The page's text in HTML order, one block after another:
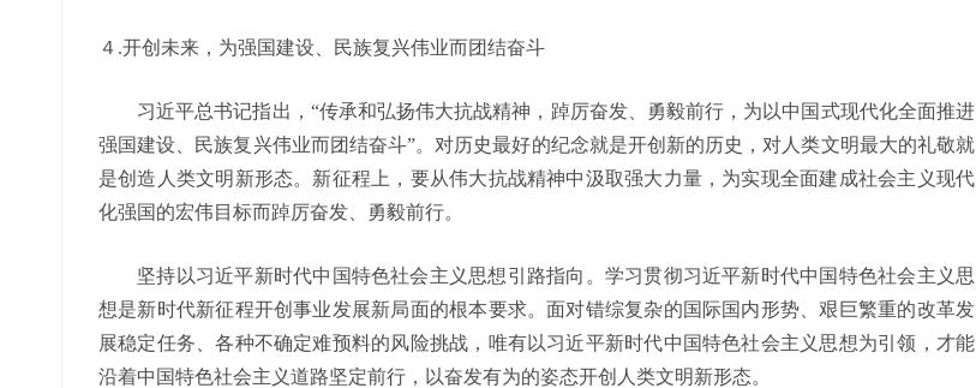
４.开创未来，为强国建设、民族复兴伟业而团结奋斗
习近平总书记指出，“传承和弘扬伟大抗战精神，踔厉奋发、勇毅前行，为以中国式现代化全面推进
强国建设、民族复兴伟业而团结奋斗”。对历史最好的纪念就是开创新的历史，对人类文明最大的礼敬就
是创造人类文明新形态。新征程上，要从伟大抗战精神中汲取强大力量，为实现全面建成社会主义现代
化强国的宏伟目标而踔厉奋发、勇毅前行。
坚持以习近平新时代中国特色社会主义思想引路指向。学习贯彻习近平新时代中国特色社会主义思
想是新时代新征程开创事业发展新局面的根本要求。面对错综复杂的国际国内形势、艰巨繁重的改革发
展稳定任务、各种不确定难预料的风险挑战，唯有以习近平新时代中国特色社会主义思想为引领，才能
沿着中国特色社会主义道路坚定前行，以奋发有为的姿态开创人类文明新形态。